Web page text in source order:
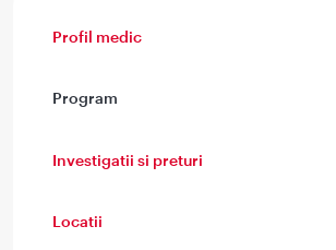
Profil medic
Program
Investigatii si preturi
Locatii